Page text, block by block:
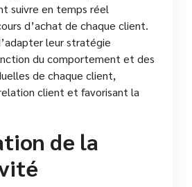
suivre en temps réel
d’achat de chaque client.
leur stratégie
du comportement et des
de chaque client,
client et favorisant la
de la